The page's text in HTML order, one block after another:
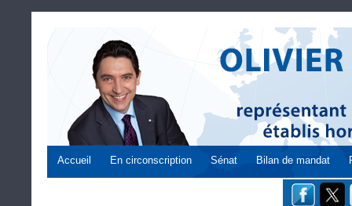
Accueil En circonscription Sénat Bilan de mandat